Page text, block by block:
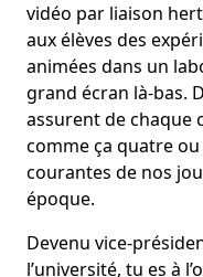
vidéo par liaison
aux élèves des
animées dans un
grand écran là-bas.
assurent de chaque
comme ça quatre
courantes de nos
époque.
Devenu vice-
l’université, tu es à